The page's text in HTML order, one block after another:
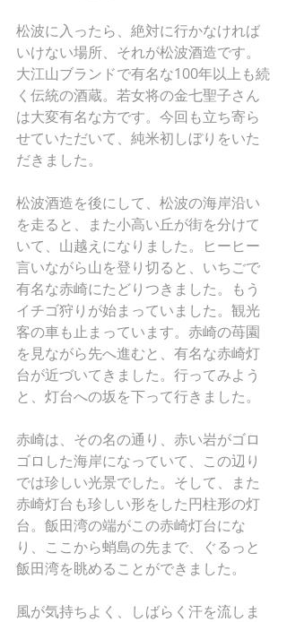
松波に入ったら、絶対に行かなければ
いけない場所、それが松波酒造です。
大江山ブランドで有名な100年以上も続
く伝統の酒蔵。若女将の金七聖子さん
は大変有名な方です。今回も立ち寄ら
せていただいて、純米初しぼりをいた
だきました。
松波酒造を後にして、松波の海岸沿い
を走ると、また小高い丘が街を分けて
いて、山越えになりました。ヒーヒー
言いながら山を登り切ると、いちごで
有名な赤崎にたどりつきました。もう
イチゴ狩りが始まっていました。観光
客の車も止まっています。赤崎の苺園
を見ながら先へ進むと、有名な赤崎灯
台が近づいてきました。行ってみよう
と、灯台への坂を下って行きました。
赤崎は、その名の通り、赤い岩がゴロ
ゴロした海岸になっていて、この辺り
では珍しい光景でした。そして、また
赤崎灯台も珍しい形をした円柱形の灯
台。飯田湾の端がこの赤崎灯台にな
り、ここから蛸島の先まで、ぐるっと
飯田湾を眺めることができました。
風が気持ちよく、しばらく汗を流しま